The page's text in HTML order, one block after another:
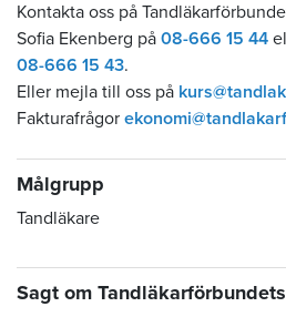
Kontakta oss på
Sofia Ekenberg på 08-666 15 44
08-666 15 43.
Eller mejla till oss på
Fakturafrågor
Målgrupp
Tandläkare
Sagt om